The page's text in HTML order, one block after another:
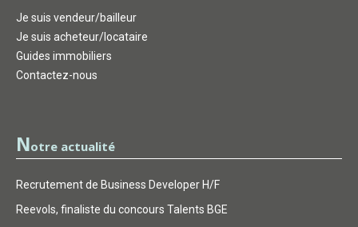
Je suis vendeur/bailleur
Je suis acheteur/locataire
Guides immobiliers
Contactez-nous
Notre actualité
Recrutement de Business Developer H/F
Reevols, finaliste du concours Talents BGE